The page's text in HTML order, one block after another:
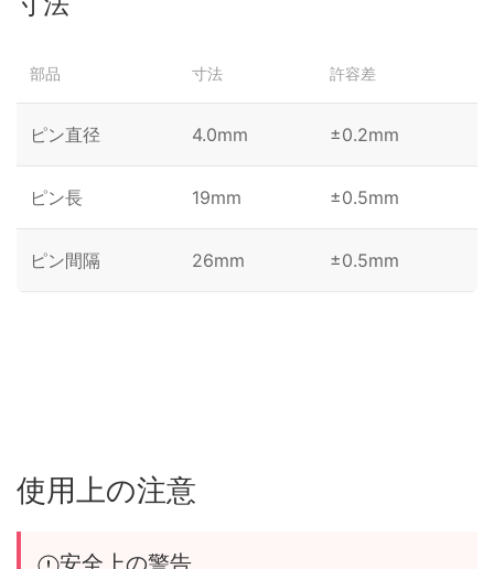
部品 寸法 許容差
ピン直径 4.0mm ±0.2mm
ピン長 19mm ±0.5mm
ピン間隔 26mm ±0.5mm
使用上の注意
安全上の警告